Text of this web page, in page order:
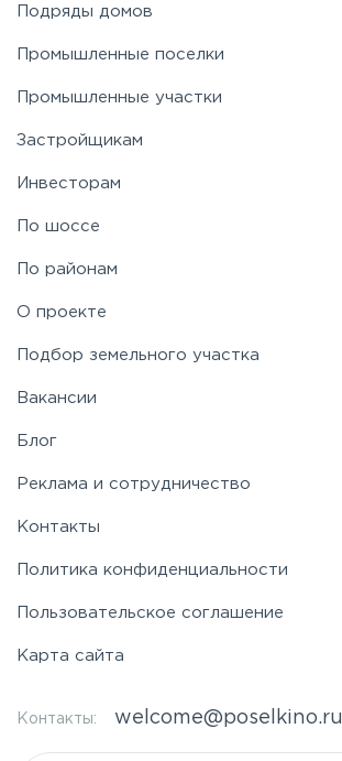
Подряды домов
Промышленные поселки
Промышленные участки
Застройщикам
Инвесторам
По шоссе
По районам
О проекте
Подбор земельного участка
Вакансии
Блог
Реклама и сотрудничество
Контакты
Политика конфиденциальности
Пользовательское соглашение
Карта сайта
Контакты: welcome@poselkino.ru